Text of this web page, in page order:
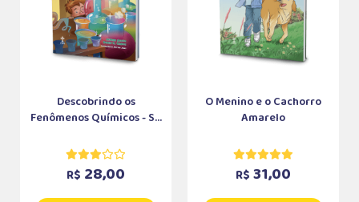
Descobrindo os
Fenômenos Químicos - S...
R$ 28,00
O Menino e o Cachorro
Amarelo
R$ 31,00